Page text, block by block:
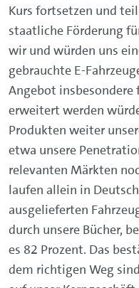
Kurs fortsetzen und
staatliche Förderung
wir und würden uns
gebrauchte E-
Angebot insbesondere
erweitert werden
Produkten weiter
etwa unsere
relevanten Märkten
laufen allein in
ausgelieferten
durch unsere Bücher,
es 82 Prozent. Das
dem richtigen Weg